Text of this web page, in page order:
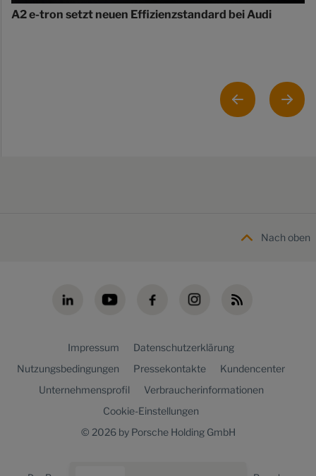
A2 e-tron setzt neuen Effizienzstandard bei Audi
Nach oben
Impressum
Datenschutzerklärung
Nutzungsbedingungen
Pressekontakte
Kundencenter
Unternehmensprofil
Verbraucherinformationen
Cookie-Einstellungen
© 2026 by Porsche Holding GmbH